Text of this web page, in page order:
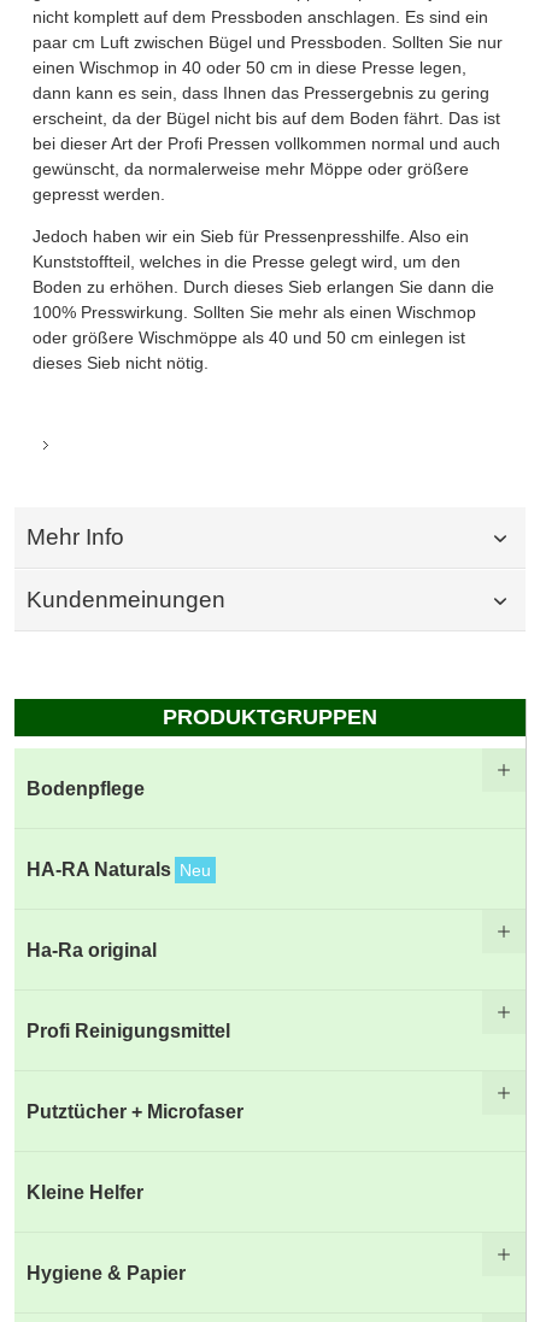
nicht komplett auf dem Pressboden anschlagen. Es sind ein
paar cm Luft zwischen Bügel und Pressboden. Sollten Sie nur
einen Wischmop in 40 oder 50 cm in diese Presse legen,
dann kann es sein, dass Ihnen das Pressergebnis zu gering
erscheint, da der Bügel nicht bis auf dem Boden fährt. Das ist
bei dieser Art der Profi Pressen vollkommen normal und auch
gewünscht, da normalerweise mehr Möppe oder größere
gepresst werden.
Jedoch haben wir ein Sieb für Pressenpresshilfe. Also ein
Kunststoffteil, welches in die Presse gelegt wird, um den
Boden zu erhöhen. Durch dieses Sieb erlangen Sie dann die
100% Presswirkung. Sollten Sie mehr als einen Wischmop
oder größere Wischmöppe als 40 und 50 cm einlegen ist
dieses Sieb nicht nötig.
Mehr Info
Kundenmeinungen
PRODUKTGRUPPEN
Bodenpflege
HA-RA Naturals Neu
Ha-Ra original
Profi Reinigungsmittel
Putztücher + Microfaser
Kleine Helfer
Hygiene & Papier